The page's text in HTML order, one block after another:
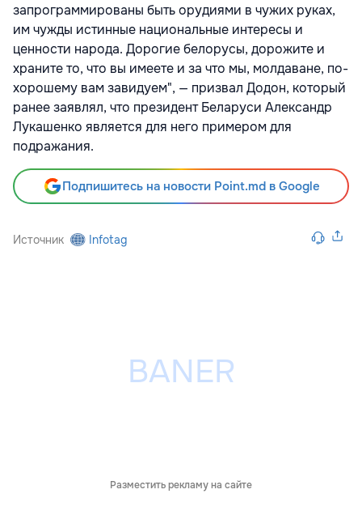
запрограммированы быть орудиями в чужих руках,
им чужды истинные национальные интересы и
ценности народа. Дорогие белорусы, дорожите и
храните то, что вы имеете и за что мы, молдаване, по-
хорошему вам завидуем", — призвал Додон, который
ранее заявлял, что президент Беларуси Александр
Лукашенко является для него примером для
подражания.
Подпишитесь на новости Point.md в Google
Источник Infotag
Разместить рекламу на сайте